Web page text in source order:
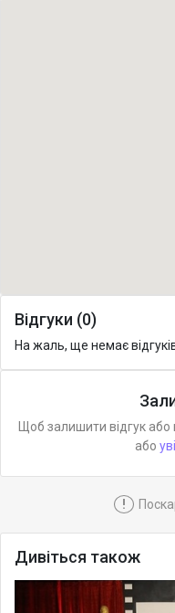
Відгуки (0)
На жаль, ще немає
Щоб залишити відгук або
або
!
Дивіться також